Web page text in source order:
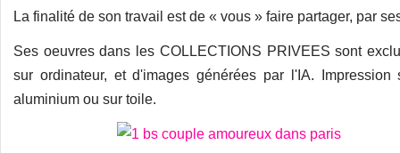
La finalité de son travail est de « vous » faire partager, par
Ses oeuvres dans les COLLECTIONS PRIVEES sont
sur ordinateur, et d'images générées par l'IA.
aluminium ou sur toile.